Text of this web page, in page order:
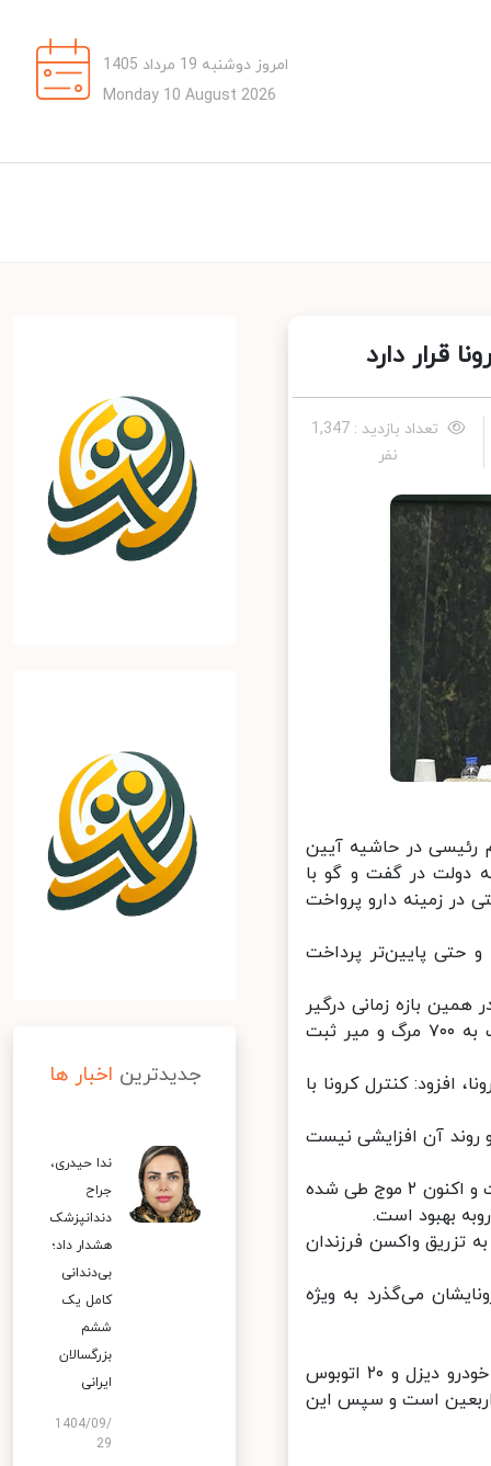
امروز دوشنبه 19 مرداد 1405
Monday 10 August 2026
دارد
تعداد بازدید : 1,347
نفر
رئیسی در حاشیه آیین
در گفت و گو با
زمینه دارو پرواخت
حتی پایین‌تر پرداخت
بازه زمانی درگیر
اوج کرونا بود و طی مدت گفته شده روزانه ۵۰ هزار مبتلا به کرونا و نزدیک به ۷۰۰ مرگ و میر ثبت
کنترل کرونا با
آن افزایشی نیست
عین‌اللهی بیان کرد: پیک کرونا دارای سه موج ابتلا، بستری و مرگ و میر است و اکنون ۲ موج طی شده
بهبود است.
واکسن فرزندان
کرونایشان می‌گذرد به ویژه
وزیر بهداشت، درمان و آموزش پزشکی گفت: ۵۷ آمبولانس از شرکت ایران خودرو دیزل و ۲۰ اتوبوس
است و سپس این
جدیدترین اخبار ها
ندا حیدری،
جراح
دندانپزشک
هشدار داد؛
بی‌دندانی
کامل یک
ششم
بزرگسالان
ایرانی
1404/09/
29